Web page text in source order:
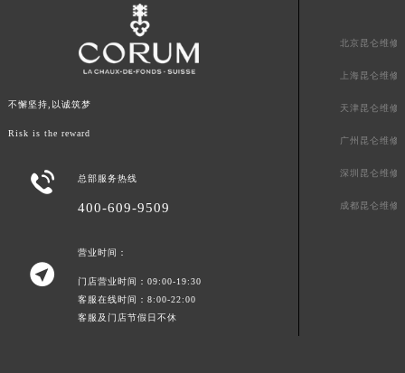
不懈坚持,以诚筑梦
Risk is the reward
 总部服务热线
400-609-9509

营业时间：
门店营业时间：09:00-19:30
客服在线时间：8:00-22:00
客服及门店节假日不休
北京昆仑维修
上海昆仑维修
天津昆仑维修
广州昆仑维修
深圳昆仑维修
成都昆仑维修